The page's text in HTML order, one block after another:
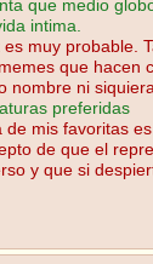
que medio
intima.
es muy probable.
que hacen
nombre ni
preferidas
de mis favoritas
de que el
y que si